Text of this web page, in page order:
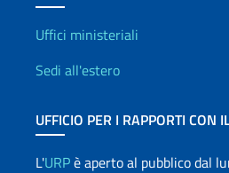
Uffici e Rete
Uffici ministeriali
Sedi all'estero
UFFICIO PER I RAPPORTI CON
L'URPè aperto al pubblico dal